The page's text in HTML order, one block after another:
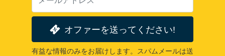
オファーを送ってください!
有益な情報のみをお届けします。スパムメールは送